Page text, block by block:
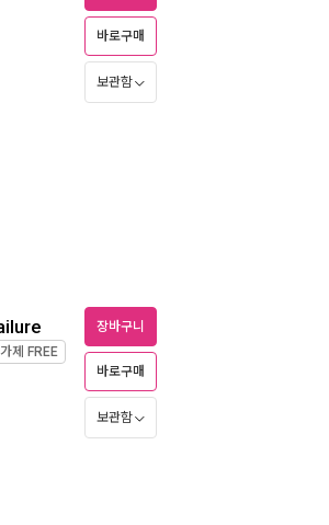
바로구매
보관함
제 FREE
장바구니
바로구매
보관함